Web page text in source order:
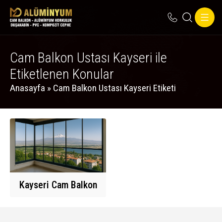
Cam Balkon Ustası Kayseri ile
Etiketlenen Konular
Anasayfa » Cam Balkon Ustası Kayseri Etiketi
Kayseri Cam Balkon